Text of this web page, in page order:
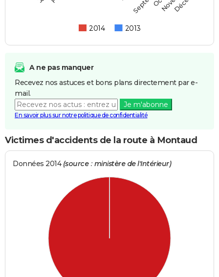
2014 2013
A ne pas manquer
Recevez nos astuces et bons plans directement par e-
mail.
Je m'abonne
En savoir plus sur notre politique de confidentialité
Victimes d'accidents de la route à Montaud
Données 2014 (source : ministère de l'Intérieur)